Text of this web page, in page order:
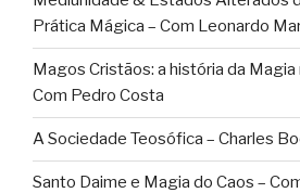
Prática Mágica – Com Leonardo
Magos Cristãos: a história da Magia
Com Pedro Costa
A Sociedade Teosófica – Charles
Santo Daime e Magia do Caos –